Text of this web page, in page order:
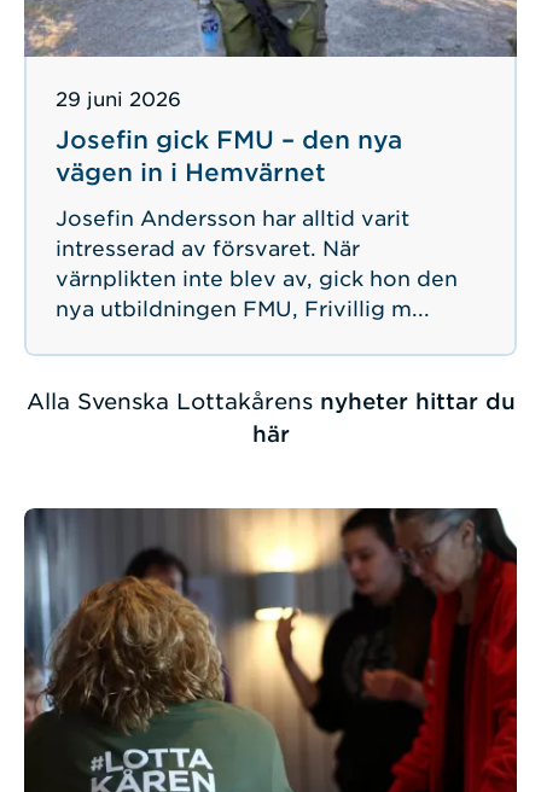
Josefin gick FMU – den nya
vägen in i Hemvärnet
Publicerad
29 juni 2026
Josefin Andersson har alltid varit
intresserad av försvaret. När
värnplikten inte blev av, gick hon den
nya utbildningen FMU, Frivillig m...
Alla Svenska Lottakårens nyheter hittar du
här